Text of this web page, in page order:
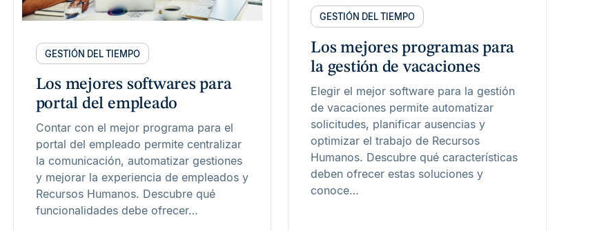
GESTIÓN DEL TIEMPO
Los mejores softwares para
portal del empleado
Contar con el mejor programa para el
portal del empleado permite centralizar
la comunicación, automatizar gestiones
y mejorar la experiencia de empleados y
Recursos Humanos. Descubre qué
funcionalidades debe ofrecer…
GESTIÓN DEL TIEMPO
Los mejores programas para
la gestión de vacaciones
Elegir el mejor software para la gestión
de vacaciones permite automatizar
solicitudes, planificar ausencias y
optimizar el trabajo de Recursos
Humanos. Descubre qué características
deben ofrecer estas soluciones y
conoce…